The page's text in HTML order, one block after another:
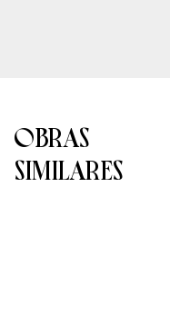
OBRAS
SIMILARES